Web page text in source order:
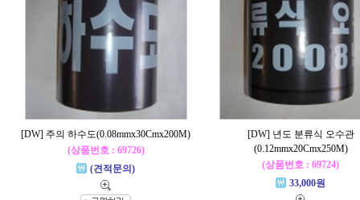
[DW] 주의 하수도(0.08mmx30Cmx200M)
(상품번호 : 69726)
(견적문의)
[DW] 년도 분류식 오수관
(0.12mmx20Cmx250M)
(상품번호 : 69724)
33,000원